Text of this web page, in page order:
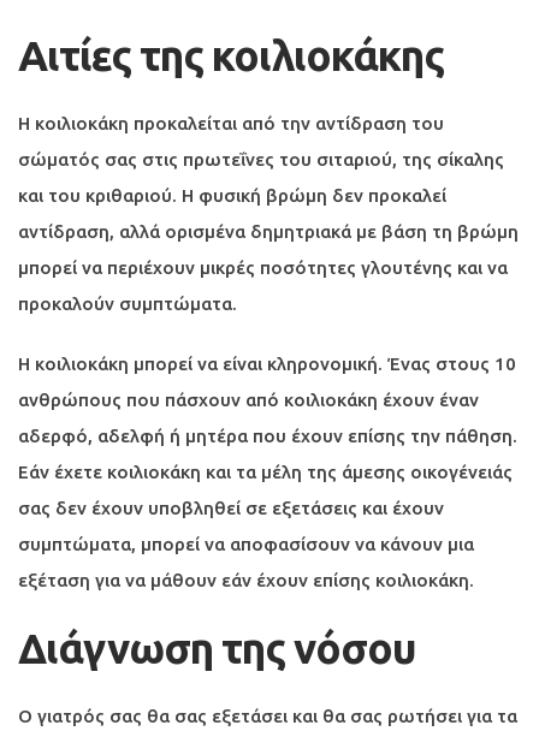
Αιτίες της κοιλιοκάκης
Η κοιλιοκάκη προκαλείται από την αντίδραση του
σώματός σας στις πρωτεΐνες του σιταριού, της σίκαλης
και του κριθαριού. Η φυσική βρώμη δεν προκαλεί
αντίδραση, αλλά ορισμένα δημητριακά με βάση τη βρώμη
μπορεί να περιέχουν μικρές ποσότητες γλουτένης και να
προκαλούν συμπτώματα.
Η κοιλιοκάκη μπορεί να είναι κληρονομική. Ένας στους 10
ανθρώπους που πάσχουν από κοιλιοκάκη έχουν έναν
αδερφό, αδελφή ή μητέρα που έχουν επίσης την πάθηση.
Εάν έχετε κοιλιοκάκη και τα μέλη της άμεσης οικογένειάς
σας δεν έχουν υποβληθεί σε εξετάσεις και έχουν
συμπτώματα, μπορεί να αποφασίσουν να κάνουν μια
εξέταση για να μάθουν εάν έχουν επίσης κοιλιοκάκη.
Διάγνωση της νόσου
Ο γιατρός σας θα σας εξετάσει και θα σας ρωτήσει για τα